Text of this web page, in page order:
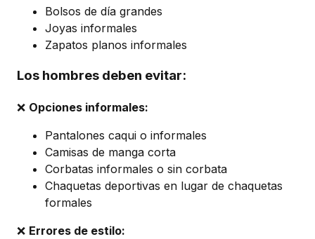
Bolsos de día grandes
Joyas informales
Zapatos planos informales
Los hombres deben evitar:
❌ Opciones informales:
Pantalones caqui o informales
Camisas de manga corta
Corbatas informales o sin corbata
Chaquetas deportivas en lugar de chaquetas
formales
❌ Errores de estilo: